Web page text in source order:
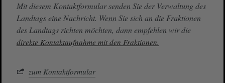
Mit diesem Kontaktformular senden Sie der Verwaltung des
Landtags eine Nachricht. Wenn Sie sich an die Fraktionen
des Landtags richten möchten, dann empfehlen wir die
direkte Kontaktaufnahme mit den Fraktionen.
zum Kontaktformular